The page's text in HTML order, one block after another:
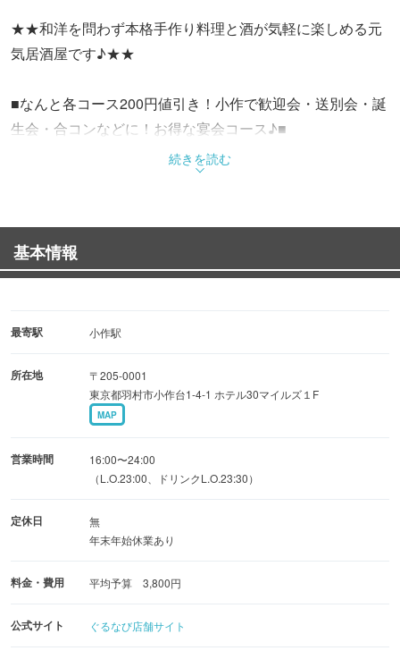
★★和洋を問わず本格手作り料理と酒が気軽に楽しめる元
気居酒屋です♪★★
■なんと各コース200円値引き！小作で歓迎会・送別会・誕
生会・合コンなどに！お得な宴会コース♪■
【コース例】 ★今なら下記コース全て飲み放題2時間⇒3
●【グレードアップコース＋無制限飲み放題】9品 ￥7000
●【グレードアップコース＋飲み放題】 9品 ￥6000
●【豪華コース＋飲み放題】 8品 ￥5000※基本コースを
豪華デザート盛りなど、なんでもお気軽に相談してみてく
続きを読む
基本情報
最寄駅 小作駅
所在地
〒205-0001
東京都羽村市小作台1-4-1 ホテル30マイルズ１F
MAP
営業時間
16:00〜24:00
（L.O.23:00、ドリンクL.O.23:30）
定休日
無
年末年始休業あり
料金・費用 平均予算 3,800円
公式サイト ぐるなび店舗サイト